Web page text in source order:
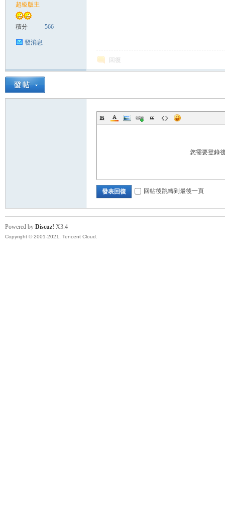
超級版主
積分 566
發消息
回復
您需要登錄
發表回復 回帖後跳轉到最後一頁
Powered by Discuz! X3.4
Copyright © 2001-2021, Tencent Cloud.